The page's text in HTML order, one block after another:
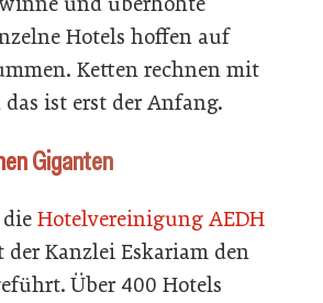
Hotels hoffen auf
Ketten rechnen mit
ist erst der Anfang.
Giganten
Hotelvereinigung AEDH
der Kanzlei Eskariam den
Über 400 Hotels